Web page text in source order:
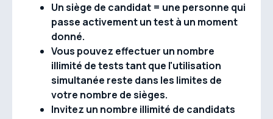
Un siège de candidat = une personne qui
passe activement un test à un moment
donné.
Vous pouvez effectuer un nombre
illimité de tests tant que l'utilisation
simultanée reste dans les limites de
votre nombre de sièges.
Invitez un nombre illimité de candidats